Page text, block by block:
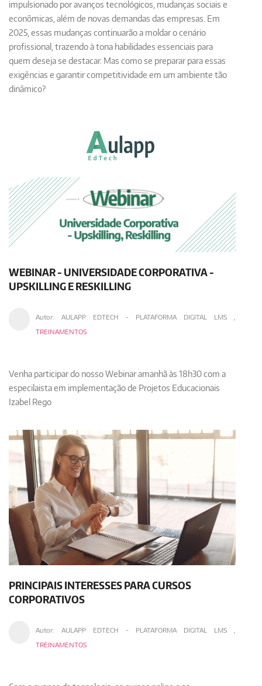
impulsionado por avanços tecnológicos, mudanças sociais e
econômicas, além de novas demandas das empresas. Em
2025, essas mudanças continuarão a moldar o cenário
profissional, trazendo à tona habilidades essenciais para
quem deseja se destacar. Mas como se preparar para essas
exigências e garantir competitividade em um ambiente tão
dinâmico?
WEBINAR - UNIVERSIDADE CORPORATIVA -
UPSKILLING E RESKILLING
Autor:AULAPP EDTECH - PLATAFORMA DIGITAL LMS,
TREINAMENTOS
Venha participar do nosso Webinar amanhã às 18h30 com a
especilaista em implementação de Projetos Educacionais
Izabel Rego
PRINCIPAIS INTERESSES PARA CURSOS
CORPORATIVOS
Autor: AULAPP EDTECH - PLATAFORMA DIGITAL LMS,
TREINAMENTOS